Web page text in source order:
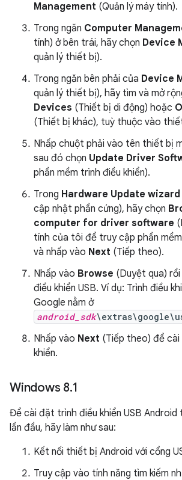
Management (Quản lý máy tính).
Trong ngăn Computer
tính) ở bên trái, hãy chọn Device
quản lý thiết bị).
Trong ngăn bên phải của Device
quản lý thiết bị), hãy tìm và mở
Devices (Thiết bị di động) hoặc
(Thiết bị khác), tuỳ thuộc vào
Nhấp chuột phải vào tên thiết bị
sau đó chọn Update Driver
phần mềm trình điều khiển).
Trong Hardware Update wizard
cập nhật phần cứng), hãy chọn
computer for driver software
tính của tôi để truy cập phần
và nhấp vào Next (Tiếp theo).
Nhấp vào Browse (Duyệt qua)
điều khiển USB. Ví dụ: Trình điều
Google nằm ở
android_sdk
Nhấp vào Next (Tiếp theo) để
khiển.
Windows 8.1
Để cài đặt trình điều khiển USB Android
lần đầu, hãy làm như sau:
Kết nối thiết bị Android với cổng
Truy cập vào tính năng tìm kiếm